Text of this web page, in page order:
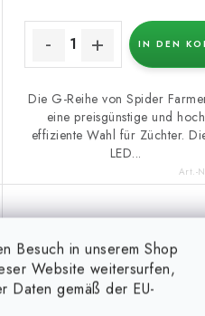
Besuch in unserem Shop
Website weitersurfen,
Daten gemäß der EU-
IN DEN
Die G-Reihe von Spider
eine preisgünstige und hoch
effiziente Wahl für Züchter.
LED...
Art.-
Spider Farmer SE3000
300W